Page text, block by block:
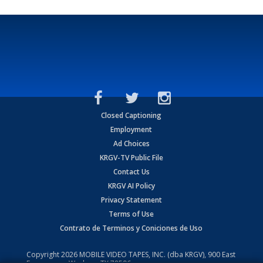
Closed Captioning
Employment
Ad Choices
KRGV-TV Public File
Contact Us
KRGV AI Policy
Privacy Statement
Terms of Use
Contrato de Terminos y Coniciones de Uso
Copyright2026 MOBILE VIDEO TAPES, INC. (dba KRGV), 900 East